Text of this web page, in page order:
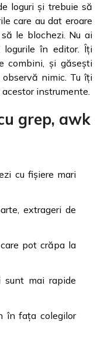
loguri și trebuie să
care au dat eroare
le blochezi. Nu ai
în editor. Îți
combini, și găsești
nimic. Tu îți
instrumente.
grep, awk
cu fișiere mari
extrageri de
pot crăpa la
sunt mai rapide
în fața colegilor